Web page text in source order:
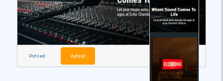
Pohled Vybrat